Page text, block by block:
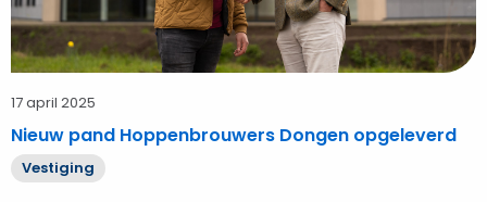
17 april 2025
Nieuw pand Hoppenbrouwers Dongen opgeleverd
Vestiging